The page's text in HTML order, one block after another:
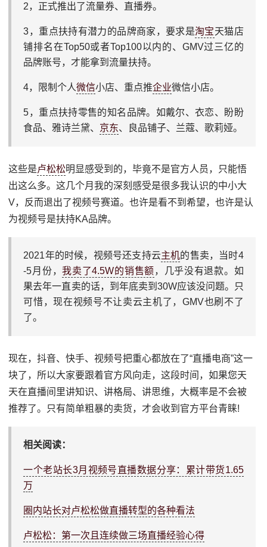
2，正式推出了流量券、直播券。
3，重点扶持有潜力的品牌商家，要求是淘宝天猫店
铺排名在Top50或者Top100以内的、GMV过三亿的
品牌账号，才能拿到流量扶持。
4，限制个人微信小店、重点推企业微信小店。
5，重点扶持零售的知名品牌。如戴尔、衣恋、盼盼
食品、雅诗兰黛、 京东、良品铺子、兰蔻、歌莉娅。
这些是卢松松明显感受到的，毕竟不是官方人员，只能悟
出这么多。这几个月我的深刻感受是很多我认识的中小大
V，反而退出了视频号赛道。也许是看不到希望，也许是认
为视频号是扶持KA品牌。
2021年的时候，视频号还支持云主机的售卖，当时4
-5月份，我卖了4.5W的销售额 ，几乎没有退款。如
果去年一直卖的话，到年底卖到30W应该没问题。只
可惜，现在视频号不让卖云主机了，GMV也刷不了
了。
现在，抖音、快手、视频号把重心都放在了“直播电商”这一
块了，所以大家要跟着官方风向走，这段时间，如果您天
天在直播间里讲知识、讲格局、讲思维，大概率是不会被
推荐了。只有简单粗暴的卖货，才会收到官方平台青睐!
相关阅读：
一个老站长3月视频号直播数据分享：累计带货1.65
万
圈内站长对卢松松做直播转型的各种看法
卢松松：第一次且连续做三场直播经验心得